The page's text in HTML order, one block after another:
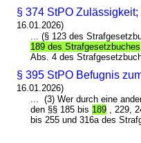
§ 374 StPO
16.01.2026)
... (§ 123 des
189 des Strafgesetzbuches
Abs. 4 des
§ 395 StPO Befugnis
16.01.2026)
... (3) Wer durch eine
den §§ 185 bis 189 , 229,
bis 255 und 316a des